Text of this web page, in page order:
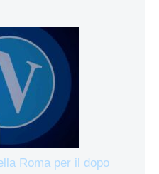
Roma per il dopo